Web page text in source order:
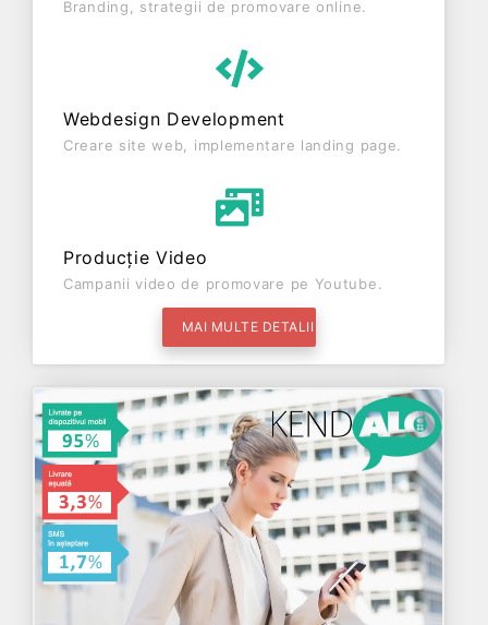
Branding, strategii de promovare online.
Webdesign Development
Creare site web, implementare landing page.
Producție Video
Campanii video de promovare pe Youtube.
MAI MULTE DETALII